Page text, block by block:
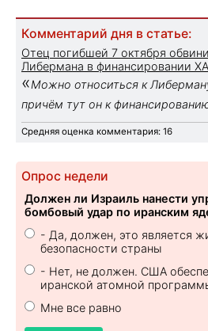
Комментарий дня в статье:
Отец погибшей 7 октября
Либермана в финансировании
«Можно относиться к
причём тут он к
Средняя оценка комментария: 16
Опрос недели
Должен ли Израиль нанести
бомбовый удар по иранским
- Да, должен, это является
безопасности страны
- Нет, не должен. США
иранской атомной
Мне все равно